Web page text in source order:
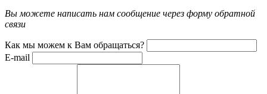
Вы можете написать нам сообщение через форму обратной
связи
Как мы можем к Вам обращаться?
E-mail